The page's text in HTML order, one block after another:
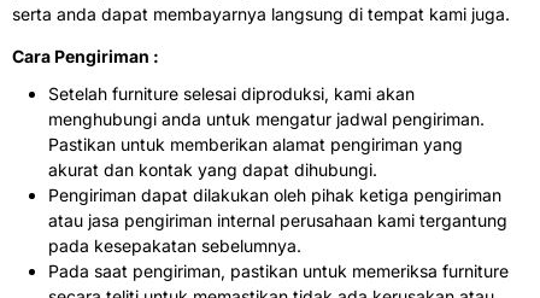
serta anda dapat membayarnya langsung di tempat kami juga.
Cara Pengiriman :
Setelah furniture selesai diproduksi, kami akan
menghubungi anda untuk mengatur jadwal pengiriman.
Pastikan untuk memberikan alamat pengiriman yang
akurat dan kontak yang dapat dihubungi.
Pengiriman dapat dilakukan oleh pihak ketiga pengiriman
atau jasa pengiriman internal perusahaan kami tergantung
pada kesepakatan sebelumnya.
Pada saat pengiriman, pastikan untuk memeriksa furniture